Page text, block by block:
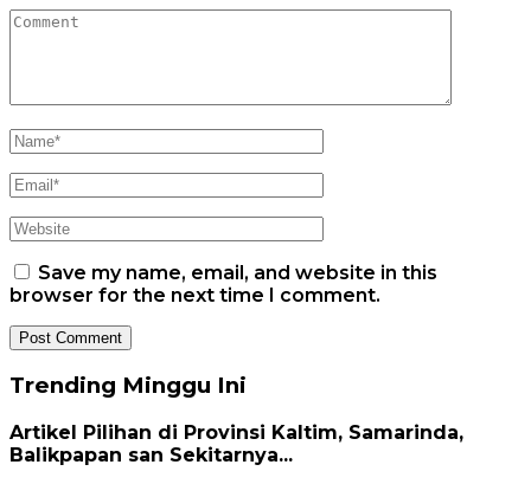
Save my name, email, and website in this
browser for the next time I comment.
Trending Minggu Ini
Artikel Pilihan di Provinsi Kaltim, Samarinda,
Balikpapan san Sekitarnya...